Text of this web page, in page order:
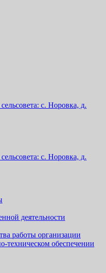
с. Норовка, д.
с. Норовка, д.
деятельности
работы организации
техническом обеспечении